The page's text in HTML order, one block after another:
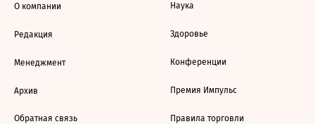
О компании
Редакция
Менеджмент
Архив
Обратная связь
Наука
Здоровье
Конференции
Премия Импульс
Правила торговли